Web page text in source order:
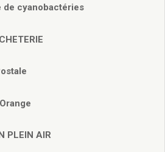
intercommunal
civil
conseil municipal
2025
de cyanobactéries
PLEIN AIR